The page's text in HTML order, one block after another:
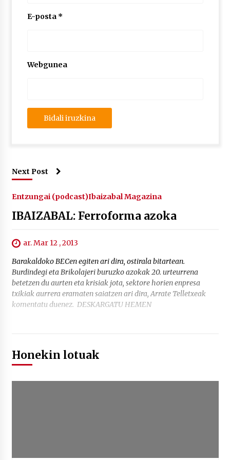
E-posta *
Webgunea
Next Post
Entzungai (podcast)Ibaizabal Magazina
IBAIZABAL: Ferroforma azoka
ar. Mar 12 , 2013
Barakaldoko BECen egiten ari dira, ostirala bitartean.
Burdindegi eta Brikolajeri buruzko azokak 20. urteurrena
betetzen du aurten eta krisiak jota, sektore horien enpresa
txikiak aurrera eramaten saiatzen ari dira, Arrate Telletxeak
komentatu duenez. DESKARGATU HEMEN
Honekin lotuak